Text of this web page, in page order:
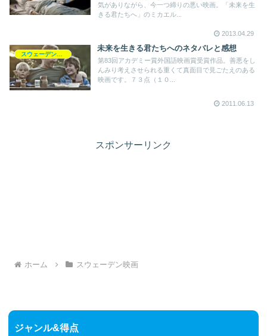
気がありながら、今一つ締りの悪い映画。「未来を生
きる君たちへ」のミカエル...
2013.04.29
未来を生きる君たちへのネタバレと感想
第83回アカデミー賞外国語映画賞受賞作品。善悪をし
んみり考えさせられる重くて真面目で見ごたえのある
映画です。７３点（１０...
2011.06.13
スポンサーリンク
ホーム スウェーデン映画
ジャンル&得点